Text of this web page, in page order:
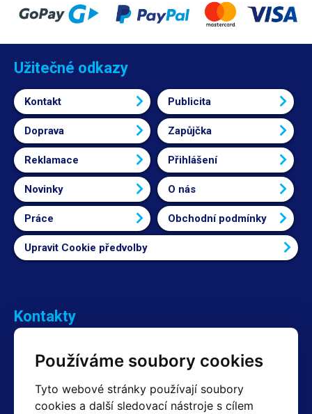
Používáme soubory cookies
Tyto webové stránky používají soubory
cookies a další sledovací nástroje s cílem
Užitečné odkazy
Kontakt Publicita
Doprava Zapůjčka
Reklamace Přihlášení
Novinky O nás
Práce Obchodní podmínky
Upravit Cookie předvolby
Kontakty
+420 603 357 606 +420 605 234 204
Fakturační a expediční oddělení